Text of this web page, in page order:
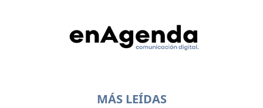
MÁS LEÍDAS